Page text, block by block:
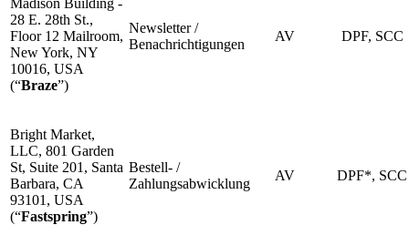
28 E. 28th St.,
Floor 12 Mailroom,
New York, NY
10016, USA
(“Braze”)
Newsletter /
Benachrichtigungen
AV DPF, SCC
Bright Market,
LLC, 801 Garden
St, Suite 201, Santa
Barbara, CA
93101, USA
(“Fastspring”)
Bestell- /
Zahlungsabwicklung
AV DPF*, SCC